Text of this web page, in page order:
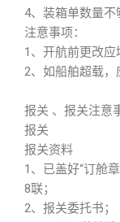
4、装箱单数量不
注意事项：
1、开航前更改应
2、如船舶超载
报关 、报关注意
报关
报关资料
1、已盖好“订舱
8联；
2、报关委托书；